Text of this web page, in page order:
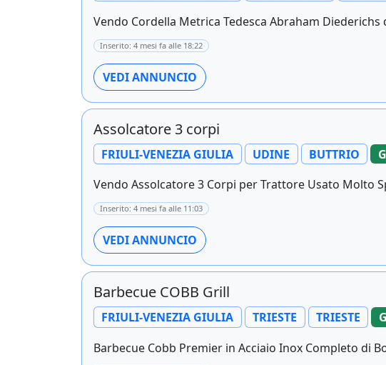
Vendo Cordella Metrica Tedesca Abraham
Inserito: 4 mesi fa alle 18:22
VEDI ANNUNCIO
Assolcatore 3 corpi
FRIULI-VENEZIA GIULIA UDINE BUTTRIO
Vendo Assolcatore 3 Corpi per Trattore Usato Molto
Inserito: 4 mesi fa alle 11:03
VEDI ANNUNCIO
Barbecue COBB Grill
FRIULI-VENEZIA GIULIA TRIESTE TRIESTE
Barbecue Cobb Premier in Acciaio Inox Completo di